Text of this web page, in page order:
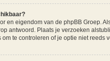
en eigendom van de phpBB Groep.
antwoord. Plaats je verzoeken
te controleren of je optie niet